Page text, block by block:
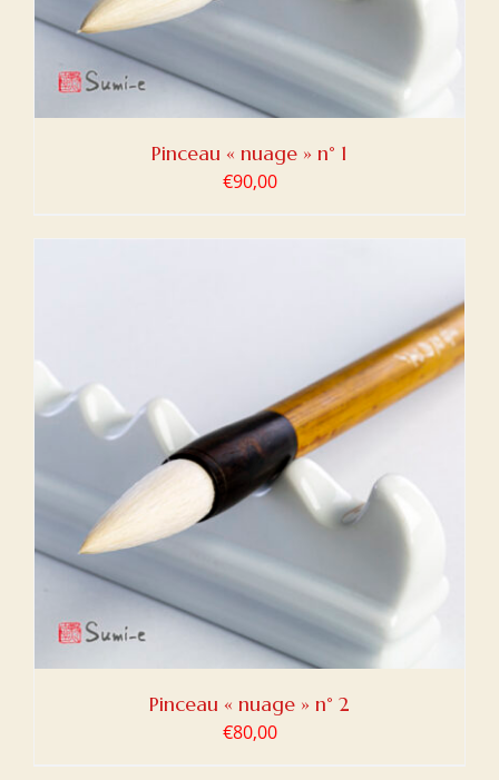
Pinceau « nuage » n° 1
€90,00
Pinceau « nuage » n° 2
€80,00